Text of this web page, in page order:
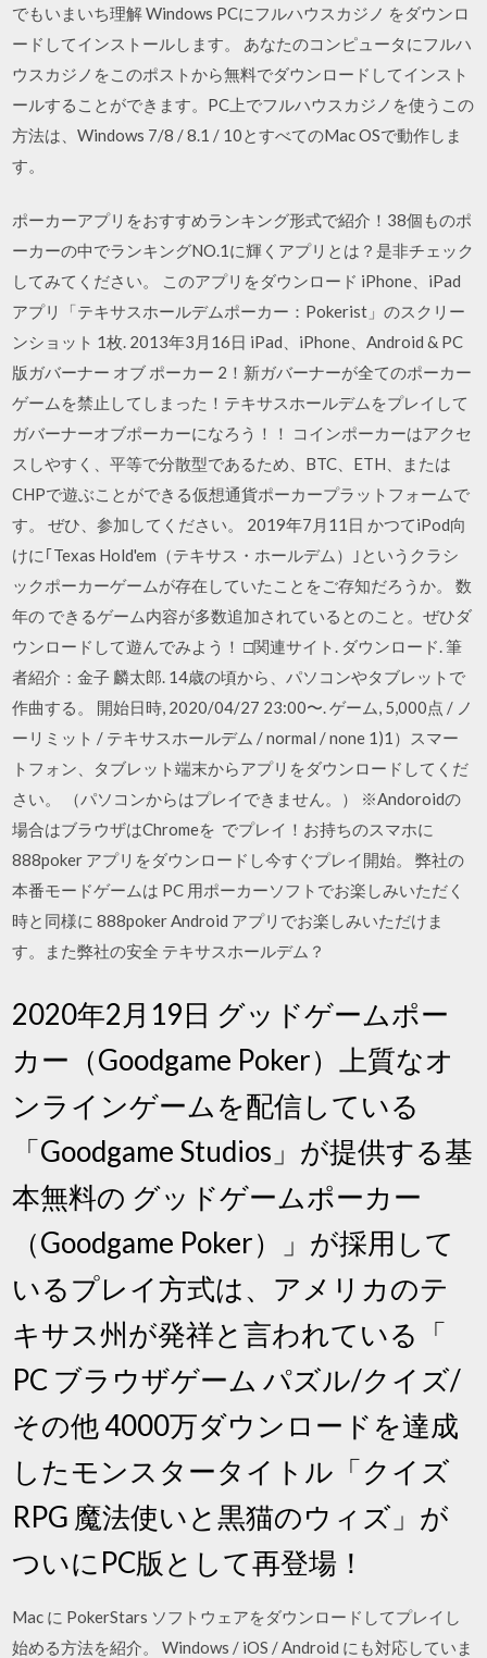
でもいまいち理解 Windows PCにフルハウスカジノ をダウンロ
ードしてインストールします。 あなたのコンピュータにフルハ
ウスカジノをこのポストから無料でダウンロードしてインスト
ールすることができます。PC上でフルハウスカジノを使うこの
方法は、Windows 7/8 / 8.1 / 10とすべてのMac OSで動作しま
す。
ポーカーアプリをおすすめランキング形式で紹介！38個ものポ
ーカーの中でランキングNO.1に輝くアプリとは？是非チェック
してみてください。 このアプリをダウンロード iPhone、iPad
アプリ「テキサスホールデムポーカー：Pokerist」のスクリー
ンショット 1枚. 2013年3月16日 iPad、iPhone、Android & PC
版ガバーナー オブ ポーカー 2！新ガバーナーが全てのポーカー
ゲームを禁止してしまった！テキサスホールデムをプレイして
ガバーナーオブポーカーになろう！！ コインポーカーはアクセ
スしやすく、平等で分散型であるため、BTC、ETH、または
CHPで遊ぶことができる仮想通貨ポーカープラットフォームで
す。 ぜひ、参加してください。 2019年7月11日 かつてiPod向
けに｢Texas Hold'em（テキサス・ホールデム）｣というクラシ
ックポーカーゲームが存在していたことをご存知だろうか。 数
年の できるゲーム内容が多数追加されているとのこと。ぜひダ
ウンロードして遊んでみよう！ □関連サイト. ダウンロード. 筆
者紹介：金子 麟太郎. 14歳の頃から、パソコンやタブレットで
作曲する。 開始日時, 2020/04/27 23:00〜. ゲーム, 5,000点 / ノ
ーリミット / テキサスホールデム / normal / none 1)1）スマー
トフォン、タブレット端末からアプリをダウンロードしてくだ
さい。 （パソコンからはプレイできません。） ※Andoroidの
場合はブラウザはChromeを でプレイ！お持ちのスマホに
888poker アプリをダウンロードし今すぐプレイ開始。 弊社の
本番モードゲームは PC 用ポーカーソフトでお楽しみいただく
時と同様に 888poker Android アプリでお楽しみいただけま
す。また弊社の安全 テキサスホールデム？
2020年2月19日 グッドゲームポー
カー（Goodgame Poker）上質なオ
ンラインゲームを配信している
「Goodgame Studios」が提供する基
本無料の グッドゲームポーカー
（Goodgame Poker）」が採用して
いるプレイ方式は、アメリカのテ
キサス州が発祥と言われている「
PC ブラウザゲーム パズル/クイズ/
その他 4000万ダウンロードを達成
したモンスタータイトル「クイズ
RPG 魔法使いと黒猫のウィズ」が
ついにPC版として再登場！
Mac に PokerStars ソフトウェアをダウンロードしてプレイし
始める方法を紹介。 Windows / iOS / Android にも対応していま